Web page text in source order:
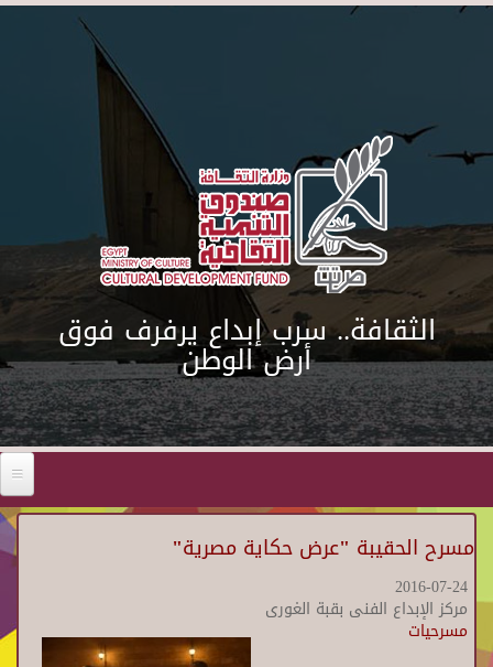
Skip to main content
الثقافة.. سرب إبداع يرفرف فوق
أرض الوطن
مسرح الحقيبة "عرض حكاية مصرية"
2016-07-24
مركز الإبداع الفنى بقبة الغورى
مسرحيات